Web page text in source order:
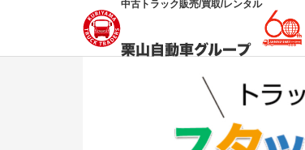
中古トラック販売/買取/レンタル